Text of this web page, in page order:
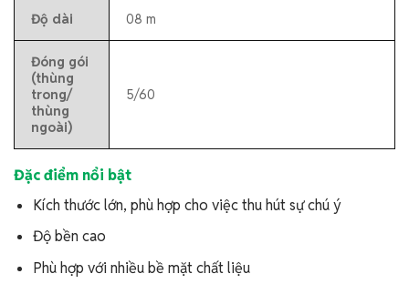
Độ dài 08 m
Đóng gói
(thùng
trong/
thùng
ngoài)
5/60
Đặc điểm nổi bật
Kích thước lớn, phù hợp cho việc thu hút sự chú ý
Độ bền cao
Phù hợp với nhiều bề mặt chất liệu